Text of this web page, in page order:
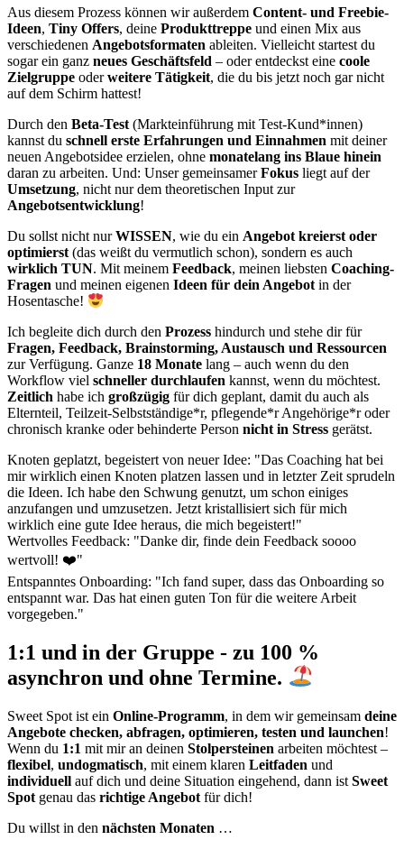
Aus diesem Prozess können wir außerdem Content- und Freebie-
Ideen, Tiny Offers, deine Produkttreppe und einen Mix aus
verschiedenen Angebotsformaten ableiten. Vielleicht startest du
sogar ein ganz neues Geschäftsfeld – oder entdeckst eine coole
Zielgruppe oderweitere Tätigkeit, die du bis jetzt noch gar nicht
auf dem Schirm hattest!
Durch den Beta-Test (Markteinführung mit Test-Kund*innen)
kannst du schnell erste Erfahrungen und Einnahmen mit deiner
neuen Angebotsidee erzielen, ohne monatelang ins Blaue hinein
daran zu arbeiten. Und: Unser gemeinsamerFokus liegt auf der
Umsetzung, nicht nur dem theoretischen Input zur
Angebotsentwicklung!
Du sollst nicht nurWISSEN, wie du ein Angebot kreierst oder
optimierst (das weißt du vermutlich schon), sondern es auch
wirklich TUN. Mit meinem Feedback, meinen liebsten Coaching-
Fragen und meinen eigenen Ideen für dein Angebot in der
Hosentasche!
Ich begleite dich durch den Prozess hindurch und stehe dir für
Fragen, Feedback, Brainstorming, Austausch und Ressourcen
zur Verfügung. Ganze 18 Monate lang – auch wenn du den
Workflow viel schneller durchlaufen kannst, wenn du möchtest.
Zeitlich habe ich großzügig für dich geplant, damit du auch als
Elternteil, Teilzeit-Selbstständige*r, pflegende*r Angehörige*r oder
chronisch kranke oder behinderte Person nicht in Stress gerätst.
Knoten geplatzt, begeistert von neuer Idee: "Das Coaching hat bei
mir wirklich einen Knoten platzen lassen und in letzter Zeit sprudeln
die Ideen. Ich habe den Schwung genutzt, um schon einiges
anzufangen und umzusetzen. Jetzt kristallisiert sich für mich
wirklich eine gute Idee heraus, die mich begeistert!"
Wertvolles Feedback: "Danke dir, finde dein Feedback soooo
wertvoll! ❤️"
Entspanntes Onboarding: "Ich fand super, dass das Onboarding so
entspannt war. Das hat einen guten Ton für die weitere Arbeit
vorgegeben."
1:1 und in der Gruppe - zu 100 %
asynchron und ohne Termine.
Sweet Spot ist ein Online-Programm, in dem wir gemeinsam deine
Angebote checken, abfragen, optimieren, testen und launchen!
Wenn du 1:1 mit mir an deinen Stolpersteinen arbeiten möchtest –
flexibel, undogmatisch, mit einem klaren Leitfaden und
individuell auf dich und deine Situation eingehend, dann ist Sweet
Spot genau das richtige Angebot für dich!
Du willst in den nächsten Monaten …